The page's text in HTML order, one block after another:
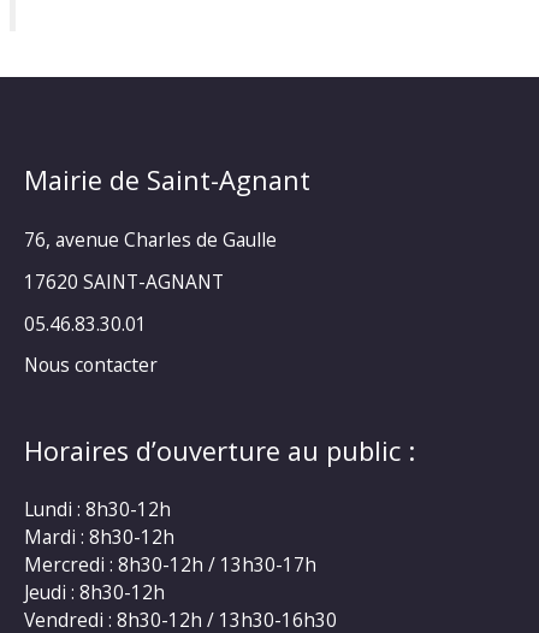
Mairie de Saint-Agnant
76, avenue Charles de Gaulle
17620 SAINT-AGNANT
05.46.83.30.01
Nous contacter
Horaires d’ouverture au public :
Lundi : 8h30-12h
Mardi : 8h30-12h
Mercredi : 8h30-12h / 13h30-17h
Jeudi : 8h30-12h
Vendredi : 8h30-12h / 13h30-16h30